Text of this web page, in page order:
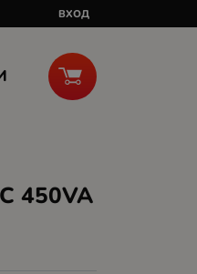
ВХОД
450VA